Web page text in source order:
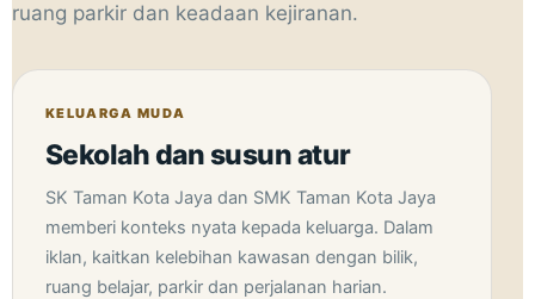
ruang parkir dan keadaan kejiranan.
KELUARGA MUDA
Sekolah dan susun atur
SK Taman Kota Jaya dan SMK Taman Kota Jaya
memberi konteks nyata kepada keluarga. Dalam
iklan, kaitkan kelebihan kawasan dengan bilik,
ruang belajar, parkir dan perjalanan harian.